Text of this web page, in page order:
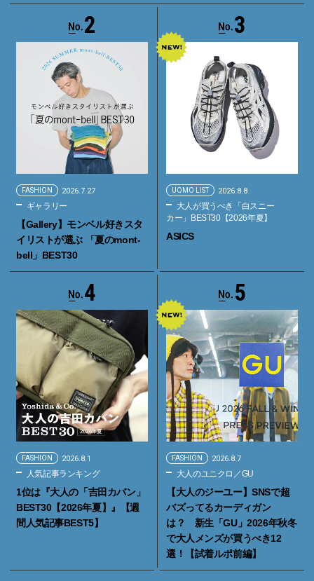
2
FASHION 2026.7.27
ギャラリー
【Gallery】モンベル好きスタ
イリストが選ぶ 「夏のmont-
bell」BEST30
3
UOMO LIST 2026.8.8
大人が買うべき「白スニー
カー」BEST30【2026年夏】
ASICS
4
FASHION 2026.8.1
人気記事ランキング
1位は『大人の「吉田カバン」
BEST30【2026年夏】』【週
間人気記事BEST5】
5
FASHION 2026.8.7
大人のユニクロ／GU
【大人のジーユー】SNSで超
バズってるカーディガン
は？ 新生「GU」2026年秋冬
で大人メンズが買うべき12
選！【試着ルポ前編】